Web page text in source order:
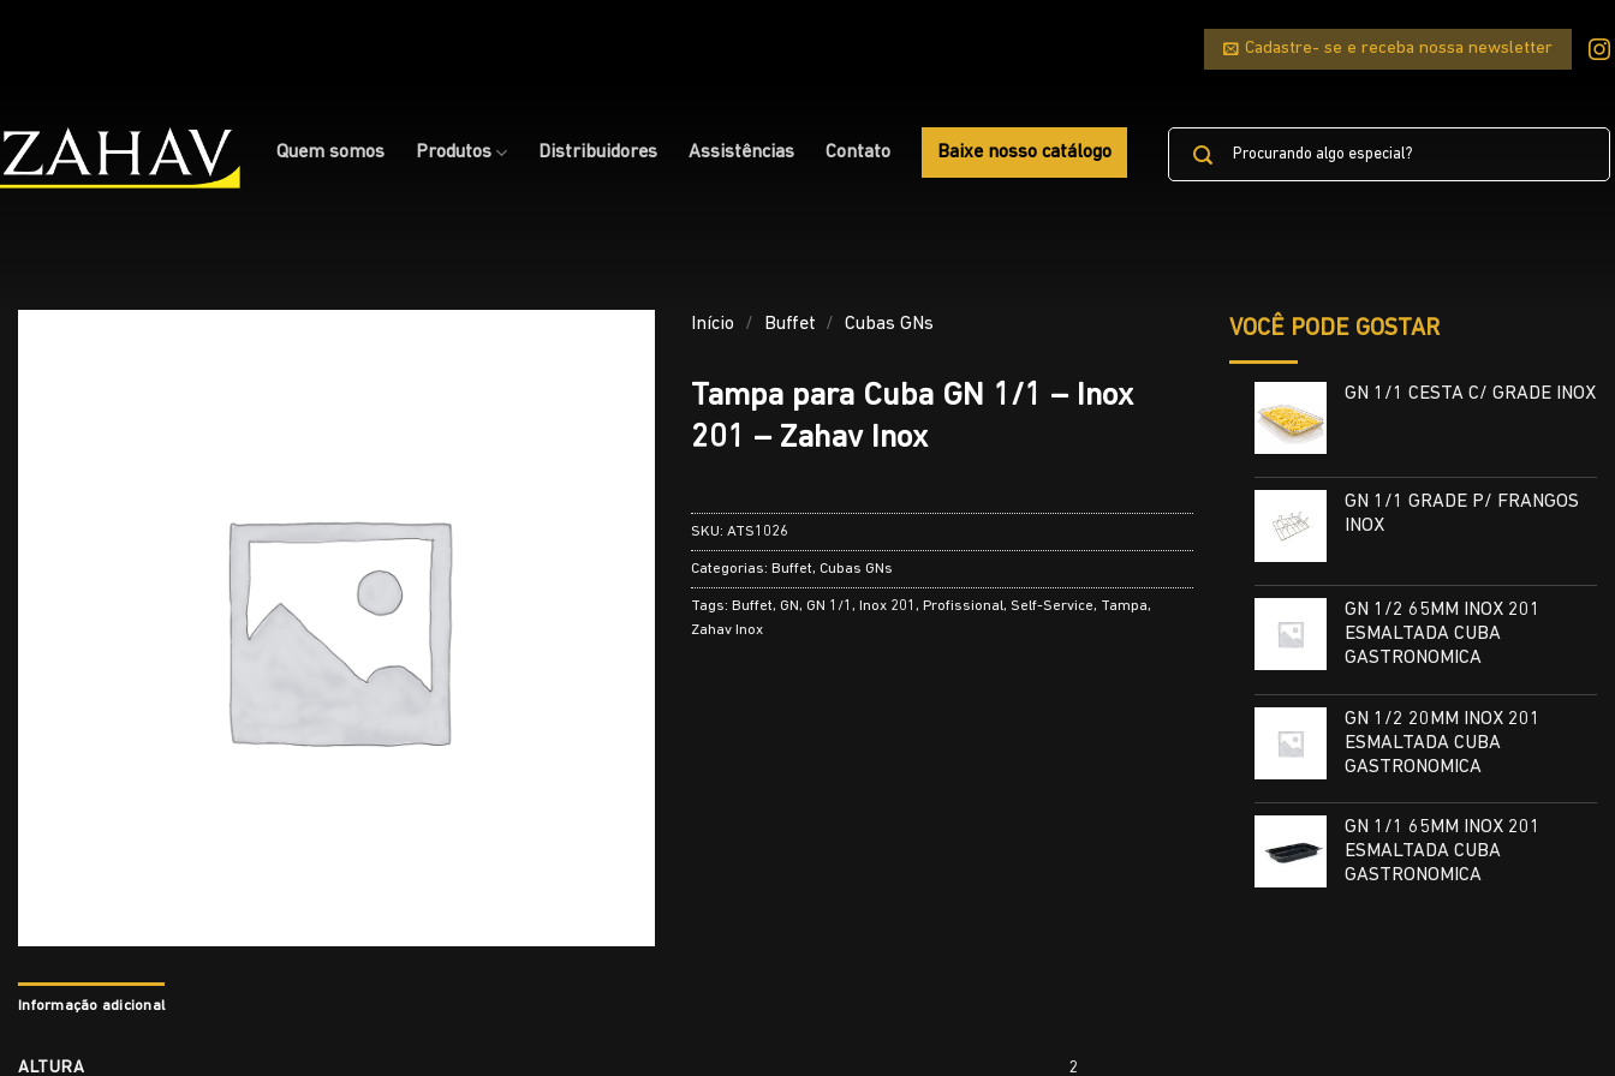
Cadastre- se e receba nossa newsletter
Quem somos Produtos Distribuidores Assistências Contato Baixe nosso catálogo
Pesquisar
Início / Buffet / Cubas GNs
Tampa para Cuba GN 1/1 – Inox
201 – Zahav Inox
SKU: ATS1026
Categorias: Buffet, Cubas GNs
Tags: Buffet, GN, GN 1/1 , Inox 201 , Profissional, Self-Service, Tampa,
Zahav Inox
VOCÊ PODE GOSTAR
GN 1/1 CESTA C/ GRADE INOX
GN 1/1 GRADE P/ FRANGOS
INOX
GN 1/2 65MM INOX 201
ESMALTADA CUBA
GASTRONOMICA
GN 1/2 20MM INOX 201
ESMALTADA CUBA
GASTRONOMICA
GN 1/1 65MM INOX 201
ESMALTADA CUBA
GASTRONOMICA
Informação adicional
ALTURA 2